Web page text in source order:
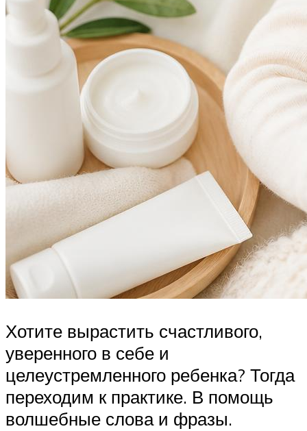
Хотите вырастить счастливого,
уверенного в себе и
целеустремленного ребенка? Тогда
переходим к практике. В помощь
волшебные слова и фразы.